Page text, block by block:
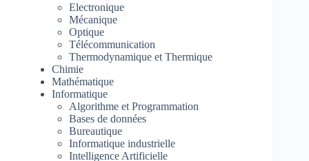
Electronique
Mécanique
Optique
Télécommunication
Thermodynamique et Thermique
Chimie
Mathématique
Informatique
Algorithme et Programmation
Bases de données
Bureautique
Informatique industrielle
Intelligence Artificielle